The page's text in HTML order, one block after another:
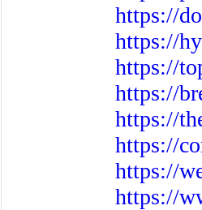
https://
https://
https://
https://
https://
https://
https://
https://